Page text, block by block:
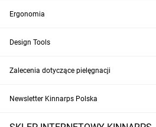
Ergonomia
Design Tools
Zalecenia dotyczące pielęgnacji
Newsletter Kinnarps Polska